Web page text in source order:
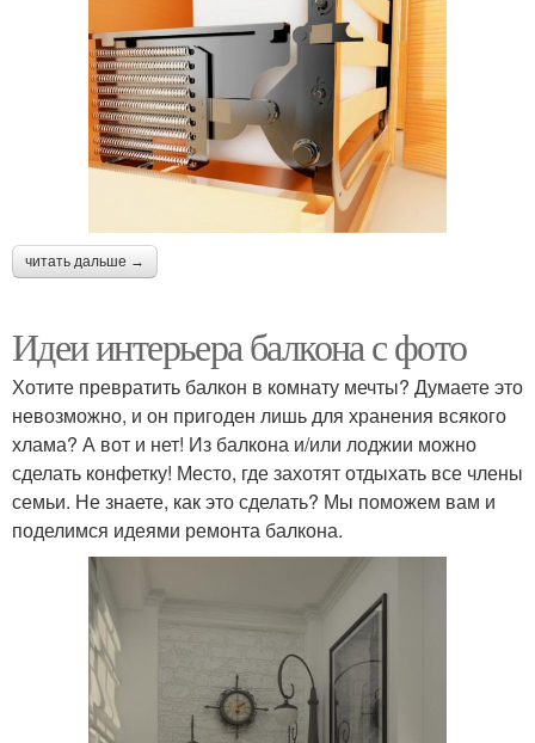
читать дальше →
Идеи интерьера балкона с фото
Хотите превратить балкон в комнату мечты? Думаете это
невозможно, и он пригоден лишь для хранения всякого
хлама? А вот и нет! Из балкона и/или лоджии можно
сделать конфетку! Место, где захотят отдыхать все члены
семьи. Не знаете, как это сделать? Мы поможем вам и
поделимся идеями ремонта балкона.